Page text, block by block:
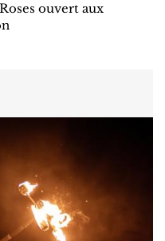
ouvert aux